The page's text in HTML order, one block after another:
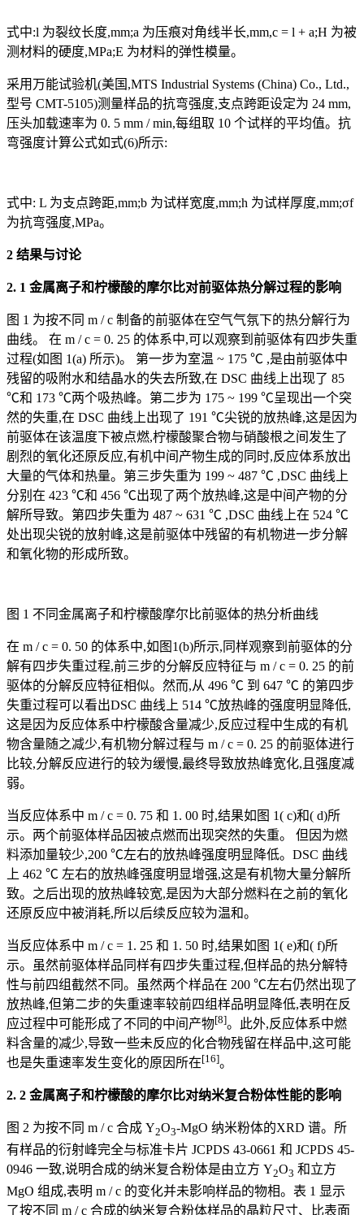
式中:l 为裂纹长度,mm;a 为压痕对角线半长,mm,c = l + a;H 为被
测材料的硬度,MPa;E 为材料的弹性模量。
采用万能试验机(美国,MTS Industrial Systems (China) Co., Ltd.,
型号 CMT-5105)测量样品的抗弯强度,支点跨距设定为 24 mm,
压头加载速率为 0. 5 mm / min,每组取 10 个试样的平均值。抗
弯强度计算公式如式(6)所示:
式中: L 为支点跨距,mm;b 为试样宽度,mm;h 为试样厚度,mm;σf
为抗弯强度,MPa。
2 结果与讨论
2. 1 金属离子和柠檬酸的摩尔比对前驱体热分解过程的影响
图 1 为按不同 m / c 制备的前驱体在空气气氛下的热分解行为
曲线。 在 m / c = 0. 25 的体系中,可以观察到前驱体有四步失重
过程(如图 1(a) 所示)。 第一步为室温 ~ 175 ℃ ,是由前驱体中
残留的吸附水和结晶水的失去所致,在 DSC 曲线上出现了 85
℃和 173 ℃两个吸热峰。第二步为 175 ~ 199 ℃呈现出一个突
然的失重,在 DSC 曲线上出现了 191 ℃尖锐的放热峰,这是因为
前驱体在该温度下被点燃,柠檬酸聚合物与硝酸根之间发生了
剧烈的氧化还原反应,有机中间产物生成的同时,反应体系放出
大量的气体和热量。第三步失重为 199 ~ 487 ℃ ,DSC 曲线上
分别在 423 ℃和 456 ℃出现了两个放热峰,这是中间产物的分
解所导致。第四步失重为 487 ~ 631 ℃ ,DSC 曲线上在 524 ℃
处出现尖锐的放射峰,这是前驱体中残留的有机物进一步分解
和氧化物的形成所致。
图 1 不同金属离子和柠檬酸摩尔比前驱体的热分析曲线
在 m / c = 0. 50 的体系中,如图1(b)所示,同样观察到前驱体的分
解有四步失重过程,前三步的分解反应特征与 m / c = 0. 25 的前
驱体的分解反应特征相似。然而,从 496 ℃ 到 647 ℃ 的第四步
失重过程可以看出DSC 曲线上 514 ℃放热峰的强度明显降低,
这是因为反应体系中柠檬酸含量减少,反应过程中生成的有机
物含量随之减少,有机物分解过程与 m / c = 0. 25 的前驱体进行
比较,分解反应进行的较为缓慢,最终导致放热峰宽化,且强度减
弱。
当反应体系中 m / c = 0. 75 和 1. 00 时,结果如图 1( c)和( d)所
示。两个前驱体样品因被点燃而出现突然的失重。 但因为燃
料添加量较少,200 ℃左右的放热峰强度明显降低。DSC 曲线
上 462 ℃ 左右的放热峰强度明显增强,这是有机物大量分解所
致。之后出现的放热峰较宽,是因为大部分燃料在之前的氧化
还原反应中被消耗,所以后续反应较为温和。
当反应体系中 m / c = 1. 25 和 1. 50 时,结果如图 1( e)和( f)所
示。虽然前驱体样品同样有四步失重过程,但样品的热分解特
性与前四组截然不同。虽然两个样品在 200 ℃左右仍然出现了
放热峰,但第二步的失重速率较前四组样品明显降低,表明在反
应过程中可能形成了不同的中间产物[8]。此外,反应体系中燃
料含量的减少,导致一些未反应的化合物残留在样品中,这可能
也是失重速率发生变化的原因所在[16]。
2. 2 金属离子和柠檬酸的摩尔比对纳米复合粉体性能的影响
图 2 为按不同 m / c 合成 Y2O3-MgO 纳米粉体的XRD 谱。所
有样品的衍射峰完全与标准卡片 JCPDS 43-0661 和 JCPDS 45-
0946 一致,说明合成的纳米复合粉体是由立方 Y2O3 和立方
MgO 组成,表明 m / c 的变化并未影响样品的物相。表 1 显示
了按不同 m / c 合成的纳米复合粉体样品的晶粒尺寸、比表面